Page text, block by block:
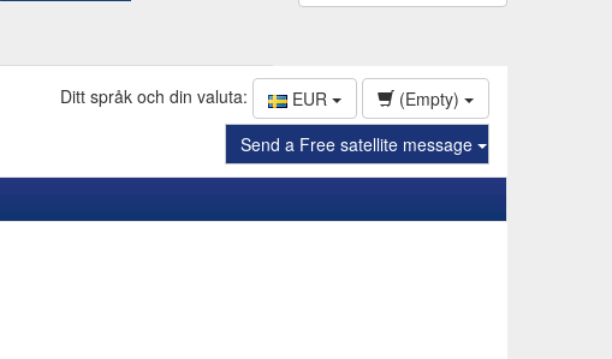
Ditt språk och din valuta: EUR
(Empty)
Send a Free satellite message